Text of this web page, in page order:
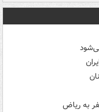
به ریاض